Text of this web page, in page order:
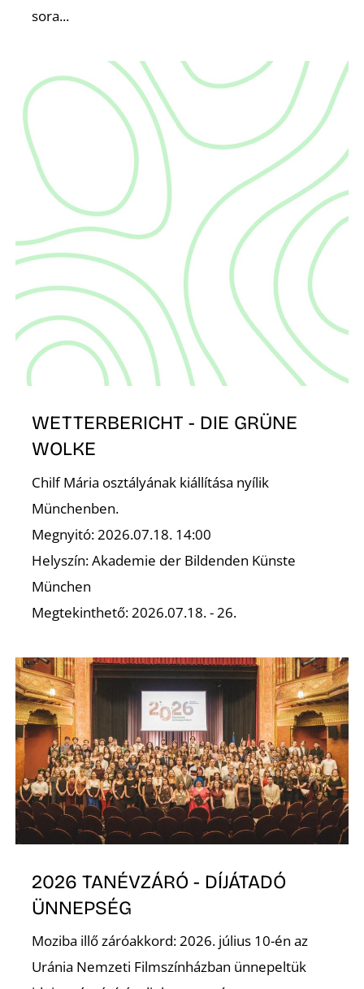
sora...
WETTERBERICHT - DIE GRÜNE
WOLKE
Chilf Mária osztályának kiállítása nyílik
Münchenben.
Megnyitó: 2026.07.18. 14:00
Helyszín: Akademie der Bildenden Künste
München
Megtekinthető: 2026.07.18. - 26.
2026 TANÉVZÁRÓ - DÍJÁTADÓ
ÜNNEPSÉG
Moziba illő záróakkord: 2026. július 10-én az
Uránia Nemzeti Filmszínházban ünnepeltük